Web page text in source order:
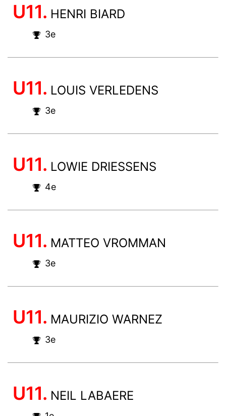
U11. HENRI BIARD
3e
U11. LOUIS VERLEDENS
3e
U11. LOWIE DRIESSENS
4e
U11. MATTEO VROMMAN
3e
U11. MAURIZIO WARNEZ
3e
U11. NEIL LABAERE